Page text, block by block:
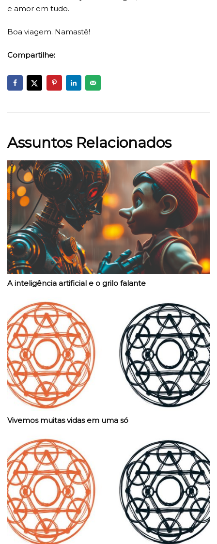
e amor em tudo.
Boa viagem. Namastê!
Compartilhe:
Assuntos Relacionados
A inteligência artificial e o grilo falante
Vivemos muitas vidas em uma só